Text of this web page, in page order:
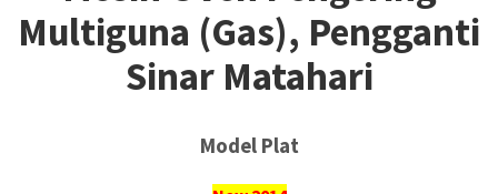
Multiguna (Gas), Pengganti
Sinar Matahari
Model Plat